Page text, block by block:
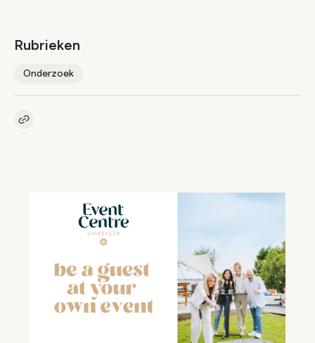
Rubrieken
Onderzoek
Kopieer link naar artikel